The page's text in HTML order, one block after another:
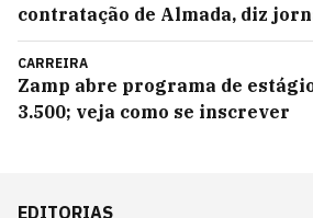
contratação de Almada, diz
CARREIRA
Zamp abre programa de
3.500; veja como se inscrever
EDITORIAS